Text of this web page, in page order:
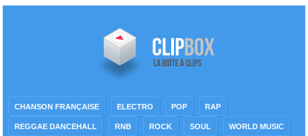
CHANSON FRANÇAISE ELECTRO POP RAP
REGGAE DANCEHALL RNB ROCK SOUL WORLD MUSIC